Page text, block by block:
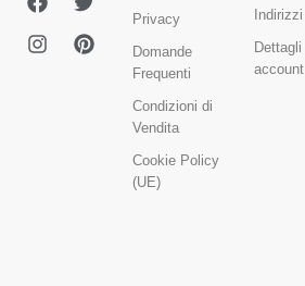
Privacy
Domande
Frequenti
Condizioni di
Vendita
Cookie Policy
(UE)
Indirizzi
Dettagli
account